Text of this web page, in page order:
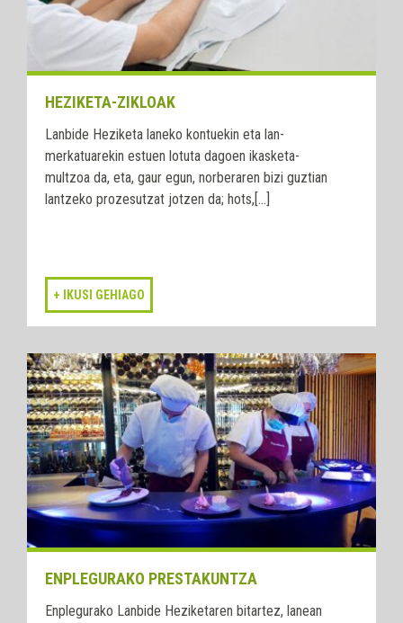
HEZIKETA-ZIKLOAK
Lanbide Heziketa laneko kontuekin eta lan-
merkatuarekin estuen lotuta dagoen ikasketa-
multzoa da, eta, gaur egun, norberaren bizi guztian
lantzeko prozesutzat jotzen da; hots,[...]
ENPLEGURAKO PRESTAKUNTZA
Enplegurako Lanbide Heziketaren bitartez, lanean